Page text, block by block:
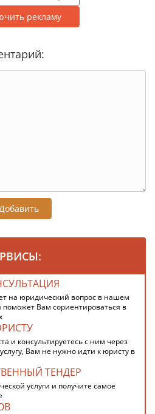
рекламу
на юридический вопрос в нашем
Вам сориентироваться в
и консультируетесь с ним через
Вам не нужно идти к юристу в
ТЕНДЕР
услуги и получите самое